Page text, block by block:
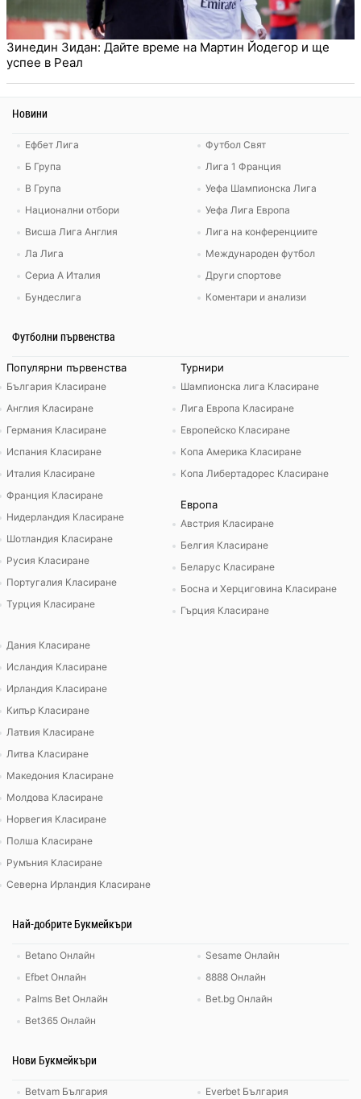
Зинедин Зидан: Дайте време на Мартин Йодегор и ще
успее в Реал
Новини
Ефбет Лига
Б Група
В Група
Национални отбори
Висша Лига Англия
Ла Лига
Сериа А Италия
Бундеслига
Футбол Свят
Лига 1 Франция
Уефа Шампионска Лига
Уефа Лига Европа
Лига на конференциите
Международен футбол
Други спортове
Коментари и анализи
Футболни първенства
Популярни първенства
България Класиране
Англия Класиране
Германия Класиране
Испания Класиране
Италия Класиране
Франция Класиране
Нидерландия Класиране
Шотландия Класиране
Русия Класиране
Португалия Класиране
Турция Класиране
Турнири
Шампионска лига Класиране
Лига Европа Класиране
Европейско Класиране
Копа Америка Класиране
Копа Либертадорес Класиране
Европа
Австрия Класиране
Белгия Класиране
Беларус Класиране
Босна и Херциговина Класиране
Гърция Класиране
Дания Класиране
Исландия Класиране
Ирландия Класиране
Кипър Класиране
Латвия Класиране
Литва Класиране
Македония Класиране
Молдова Класиране
Норвегия Класиране
Полша Класиране
Румъния Класиране
Северна Ирландия Класиране
Най-добрите Букмейкъри
Betano Онлайн
Efbet Онлайн
Palms Bet Онлайн
Bet365 Онлайн
Sesame Онлайн
8888 Онлайн
Bet.bg Онлайн
Нови Букмейкъри
Betvam България
Everbet България